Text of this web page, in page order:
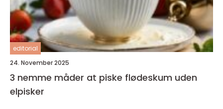
editorial
24. November 2025
3 nemme måder at piske flødeskum uden
elpisker